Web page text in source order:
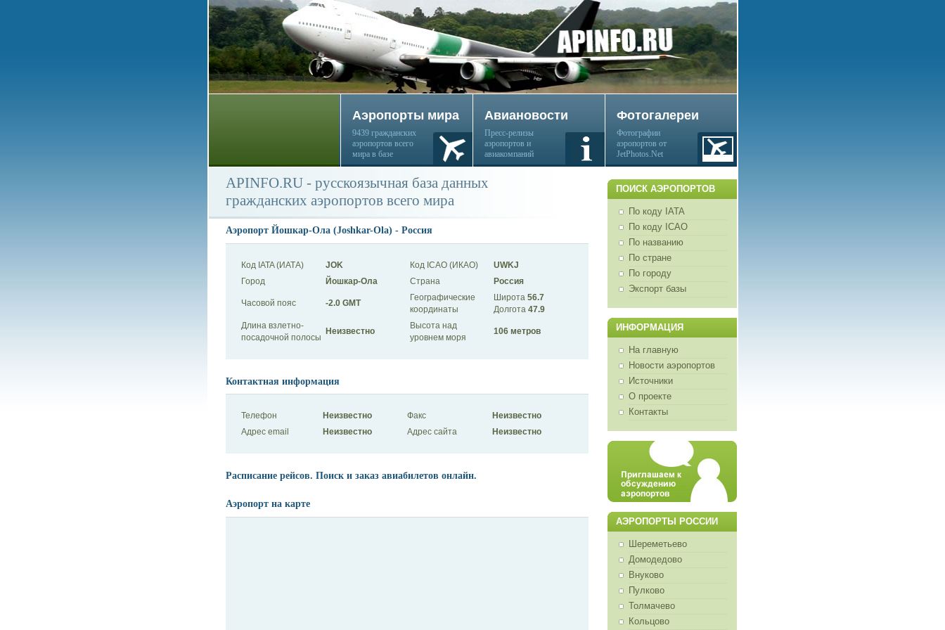
Аэропорты мира
9439 гражданских
аэропортов всего
мира в базе
Авиановости
Пресс-релизы
аэропортов и
авиакомпаний
Фотогалереи
Фотографии
аэропортов от
JetPhotos.Net
ПОИСК АЭРОПОРТОВ
По коду IATA
По коду ICAO
По названию
По стране
По городу
Экспорт базы
ИНФОРМАЦИЯ
На главную
Новости аэропортов
Источники
О проекте
Контакты
АЭРОПОРТЫ РОССИИ
Шереметьево
Домодедово
Внуково
Пулково
Толмачево
Кольцово
APINFO.RU - русскоязычная база данных
гражданских аэропортов всего мира
Аэропорт Йошкар-Ола (Joshkar-Ola) - Россия
Код IATA (ИАТА) JOK Код ICAO (ИКАО)
UWKJ
Город
Йошкар-Ола Страна Россия
Часовой пояс -2.0 GMT
Географические
координаты
Широта 56.7
Долгота 47.9
Длина взлетно-
посадочной полосы
Неизвестно
Высота над
уровнем моря
106 метров
Контактная информация
Телефон Неизвестно Факс
Неизвестно
Адрес email
Неизвестно Адрес сайта Неизвестно
Расписание рейсов. Поиск и заказ авиабилетов онлайн.
Аэропорт на карте